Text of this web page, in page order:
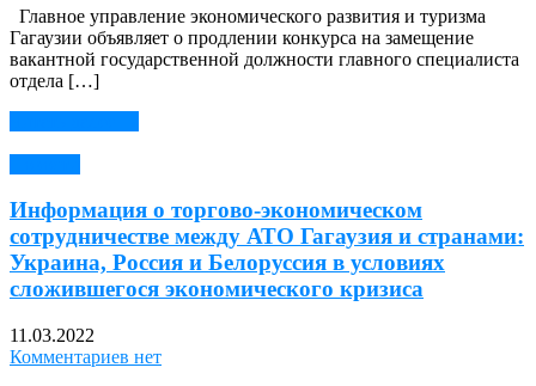
Главное управление экономического развития и туризма
Гагаузии объявляет о продлении конкурса на замещение
вакантной государственной должности главного специалиста
отдела […]
Информация о торгово-экономическом
сотрудничестве между АТО Гагаузия и странами:
Украина, Россия и Белоруссия в условиях
сложившегося экономического кризиса
11.03.2022
Комментариев нет